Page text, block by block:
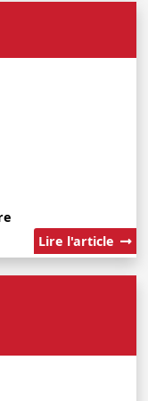
Lire l'article